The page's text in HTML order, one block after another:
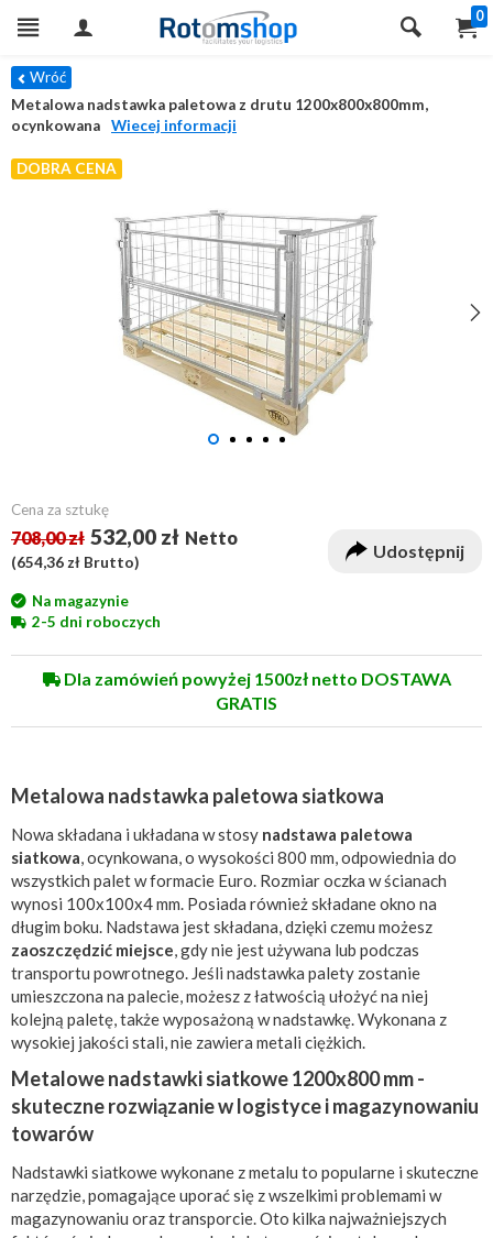
0
Wróć
Metalowa nadstawka paletowa z drutu 1200x800x800mm,
ocynkowana
Wiecej informacji
DOBRA CENA
Cena za sztukę
708,00 zł 532,00 zł Netto
(654,36 zł Brutto)
Udostępnij
Na magazynie
2-5 dni roboczych
Dla zamówień powyżej 1500zł netto DOSTAWA
GRATIS
Metalowa nadstawka paletowa siatkowa
Nowa składana i układana w stosy nadstawa paletowa
siatkowa, ocynkowana, o wysokości 800 mm, odpowiednia do
wszystkich palet w formacie Euro. Rozmiar oczka w ścianach
wynosi 100x100x4 mm. Posiada również składane okno na
długim boku. Nadstawa jest składana, dzięki czemu możesz
zaoszczędzić miejsce, gdy nie jest używana lub podczas
transportu powrotnego. Jeśli nadstawka palety zostanie
umieszczona na palecie, możesz z łatwością ułożyć na niej
kolejną paletę, także wyposażoną w nadstawkę. Wykonana z
wysokiej jakości stali, nie zawiera metali ciężkich.
Metalowe nadstawki siatkowe 1200x800 mm -
skuteczne rozwiązanie w logistyce i magazynowaniu
towarów
Nadstawki siatkowe wykonane z metalu to popularne i skuteczne
narzędzie, pomagające uporać się z wszelkimi problemami w
magazynowaniu oraz transporcie. Oto kilka najważniejszych